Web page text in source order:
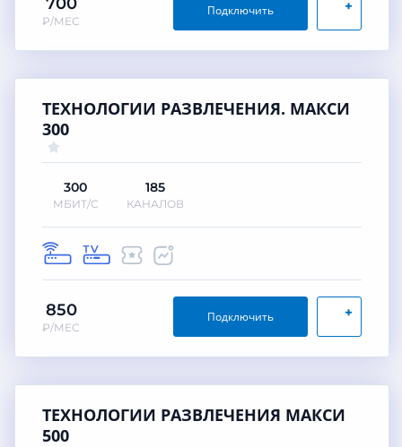
₽/МЕС
+
Подключить
ТЕХНОЛОГИИ РАЗВЛЕЧЕНИЯ. МАКСИ
300
300
МБИТ/С
185
КАНАЛОВ
850
₽/МЕС
+
Подключить
ТЕХНОЛОГИИ РАЗВЛЕЧЕНИЯ МАКСИ
500